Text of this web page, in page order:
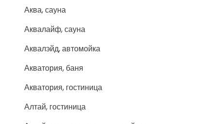
Аква, сауна
Аквалайф, сауна
Аквалэйд, автомойка
Акватория, баня
Акватория, гостиница
Алтай, гостиница